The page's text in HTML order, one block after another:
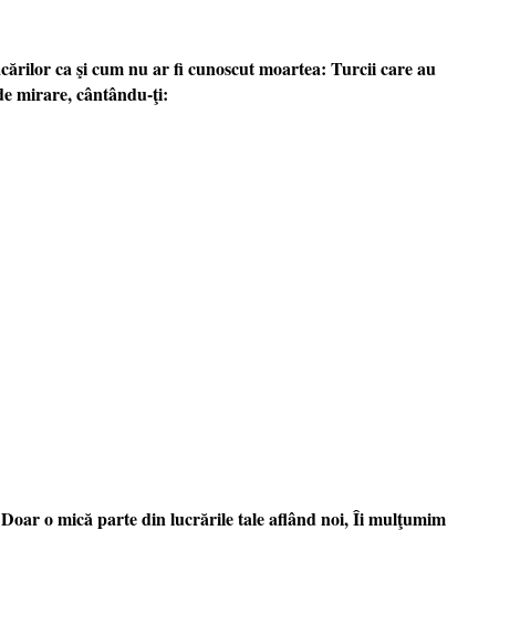
ca şi cum nu ar fi cunoscut moartea: Turcii care au
mirare, cântându-ţi:
o mică parte din lucrările tale aflând noi, Îi mulţumim